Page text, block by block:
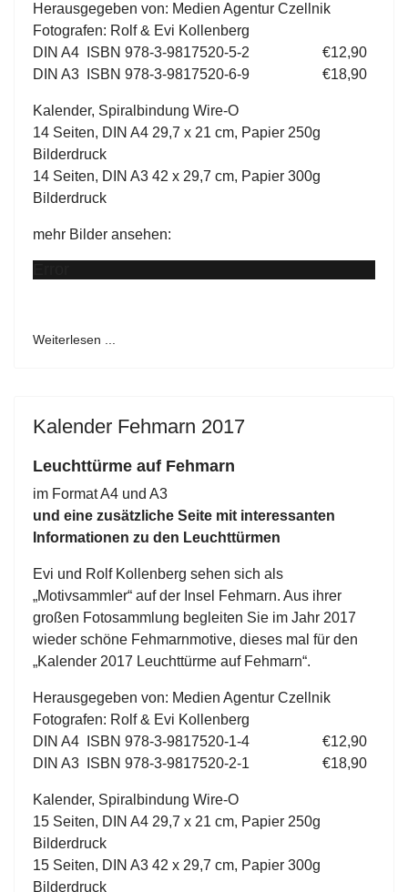
Herausgegeben von: Medien Agentur Czellnik
Fotografen: Rolf & Evi Kollenberg
DIN A4 ISBN 978-3-9817520-5-2 €12,90
DIN A3 ISBN 978-3-9817520-6-9 €18,90
Kalender, Spiralbindung Wire-O
14 Seiten, DIN A4 29,7 x 21 cm, Papier 250g
Bilderdruck
14 Seiten, DIN A3 42 x 29,7 cm, Papier 300g
Bilderdruck
mehr Bilder ansehen:
Weiterlesen ...
Kalender Fehmarn 2017
Leuchttürme auf Fehmarn
im Format A4 und A3
und eine zusätzliche Seite mit interessanten
Informationen zu den Leuchttürmen
Evi und Rolf Kollenberg sehen sich als
„Motivsammler“ auf der Insel Fehmarn. Aus ihrer
großen Fotosammlung begleiten Sie im Jahr 2017
wieder schöne Fehmarnmotive, dieses mal für den
„Kalender 2017 Leuchttürme auf Fehmarn“.
Herausgegeben von: Medien Agentur Czellnik
Fotografen: Rolf & Evi Kollenberg
DIN A4 ISBN 978-3-9817520-1-4 €12,90
DIN A3 ISBN 978-3-9817520-2-1 €18,90
Kalender, Spiralbindung Wire-O
15 Seiten, DIN A4 29,7 x 21 cm, Papier 250g
Bilderdruck
15 Seiten, DIN A3 42 x 29,7 cm, Papier 300g
Bilderdruck